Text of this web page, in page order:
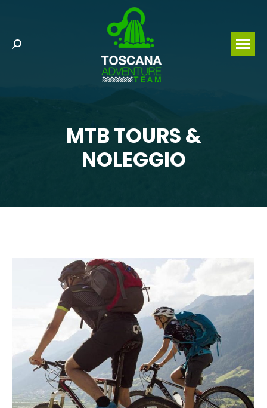
Search:
MTB TOURS &
NOLEGGIO